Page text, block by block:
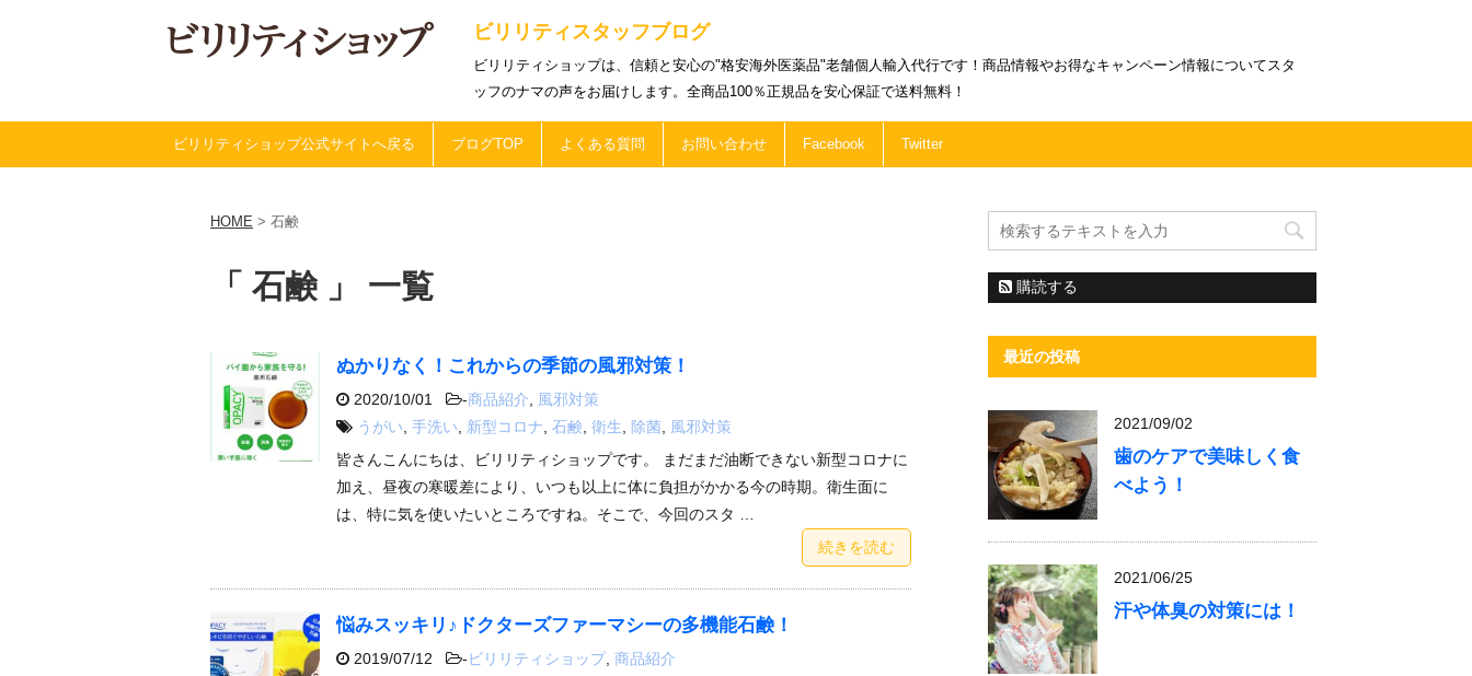
ビリリティスタッフブログ
ビリリティショップは、信頼と安心の"格安海外医薬品"老舗個人輸入代行です！商品情報やお得なキャンペーン情報についてスタ
ッフのナマの声をお届けします。全商品100％正規品を安心保証で送料無料！
ビリリティショップ公式サイトへ戻る ブログTOP よくある質問 お問い合わせ Facebook Twitter
HOME > 石鹸
「 石鹸 」 一覧
ぬかりなく！これからの季節の風邪対策！
2020/10/01 -商品紹介
風邪対策
うがい 手洗い 新型コロナ 石鹸 衛生 除菌
風邪対策
皆さんこんにちは、ビリリティショップです。 まだまだ油断できない新型コロナに
加え、昼夜の寒暖差により、いつも以上に体に負担がかかる今の時期。衛生面に
は、特に気を使いたいところですね。そこで、今回のスタ …
続きを読む
悩みスッキリ♪ドクターズファーマシーの多機能石鹸！
2019/07/12 -ビリリティショップ, 商品紹介
購読する
最近の投稿
2021/09/02
歯のケアで美味しく食
べよう！
2021/06/25
汗や体臭の対策には！